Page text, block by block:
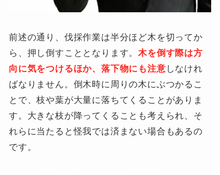
前述の通り、伐採作業は半分ほど木を切ってか
ら、押し倒すこととなります。木を倒す際は方
向に気をつけるほか、落下物にも注意 しなけれ
ばなりません。倒木時に周りの木にぶつかるこ
とで、枝や葉が大量に落ちてくることがありま
す。大きな枝が降ってくることも考えられ、そ
れらに当たると怪我では済まない場合もあるの
です。